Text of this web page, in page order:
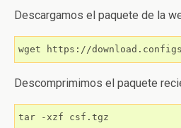
Descargamos el paquete de la
wget https://
Descomprimimos el paquete
tar -xzf csf.tgz